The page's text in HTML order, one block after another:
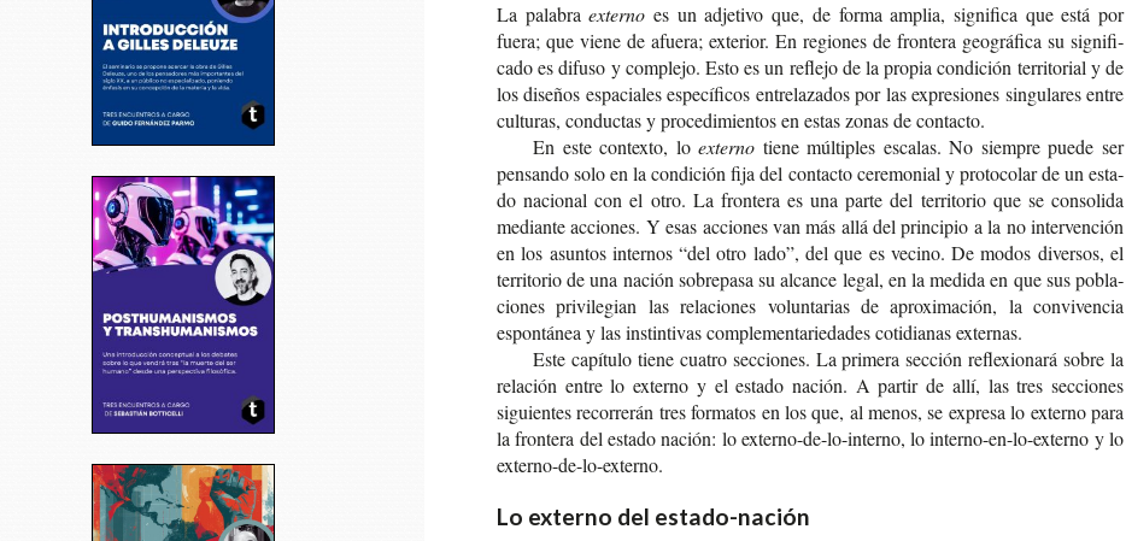
La palabraexterno es un adje­ti­vo que, de forma amplia, sig­ni­fi­ca que está por
fuera; que viene de afue­ra; exte­rior. En regio­nes de fron­te­ra geo­grá­fi­ca su sig­ni­fi­
ca­do es difu­so y com­ple­jo. Esto es un refle­jo de la pro­pia con­di­ción terri­to­rial y de
los dise­ños espa­cia­les espe­cí­fi­cos entre­la­za­dos por las expre­sio­nes sin­gu­la­res entre
cul­tu­ras, con­duc­tas y pro­ce­di­mien­tos en estas zonas de contacto.
En este con­tex­to, loexterno tiene múl­ti­ples esca­las. No siem­pre puede ser
pen­san­do solo en la con­di­ción fija del con­tac­to cere­mo­nial y pro­to­co­lar de un esta­
do nacio­nal con el otro. La fron­te­ra es una parte del terri­to­rio que se con­so­li­da
median­te accio­nes. Y esas accio­nes van más allá del prin­ci­pio a la no inter­ven­ción
en los asun­tos inter­nos “del otro lado”, del que es vecino. De modos diver­sos, el
terri­to­rio de una nación sobre­pa­sa su alcan­ce legal, en la medi­da en que sus pobla­
cio­nes pri­vi­le­gian las rela­cio­nes volun­ta­rias de apro­xi­ma­ción, la con­vi­ven­cia
espon­tá­nea y las ins­tin­ti­vas com­ple­men­ta­rie­da­des coti­dia­nas externas.
Este capí­tu­lo tiene cua­tro sec­cio­nes. La pri­me­ra sec­ción refle­xio­na­rá sobre la
rela­ción entre lo externo y el esta­do nación. A par­tir de allí, las tres sec­cio­nes
siguien­tes reco­rre­rán tres for­ma­tos en los que, al menos, se expre­sa lo externo para
la fron­te­ra del esta­do nación: lo externo-​de-lo-interno, lo interno-​en-lo-externo y lo
externo-de-lo-externo.
Lo externo del estado-nación